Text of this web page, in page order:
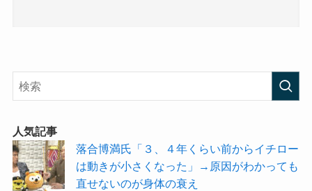
人気記事
落合博満氏「３、４年くらい前からイチロー
は動きが小さくなった」→原因がわかっても
直せないのが身体の衰え